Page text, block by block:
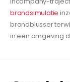
brandsimulatie
brandblusser
in een omgeving